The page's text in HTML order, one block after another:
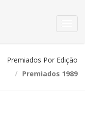
Premiados Por Edição
Premiados 1989